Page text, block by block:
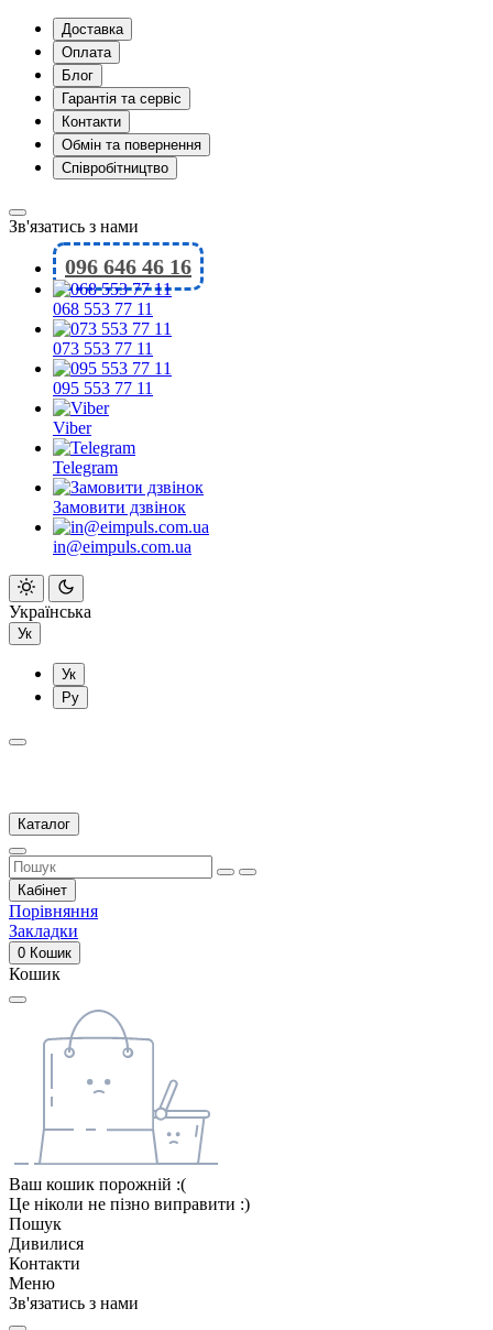
Доставка
Оплата
Блог
Гарантія та сервіс
Контакти
Обмін та повернення
Співробітництво
Зв'язатись з нами
096 646 46 16
068 553 77 11
073 553 77 11
095 553 77 11
Viber
Telegram
Замовити дзвінок
in@eimpuls.com.ua
Українська
Ук
Ук
Ру
Каталог
Кабінет
Порівняння
Закладки
0 Кошик
Кошик
Ваш кошик порожній :(
Це ніколи не пізно виправити :)
Пошук
Дивилися
Контакти
Меню
Зв'язатись з нами